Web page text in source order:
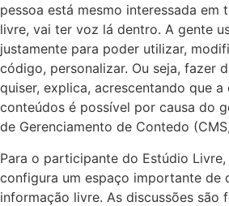
pessoa está mesmo interessada em
livre, vai ter voz lá dentro. A gente
justamente para poder utilizar,
código, personalizar. Ou seja, fazer
quiser, explica, acrescentando que a
conteúdos é possível por causa do
de Gerenciamento de Contedo
Para o participante do Estúdio
configura um espaço importante de
informação livre. As discussões são